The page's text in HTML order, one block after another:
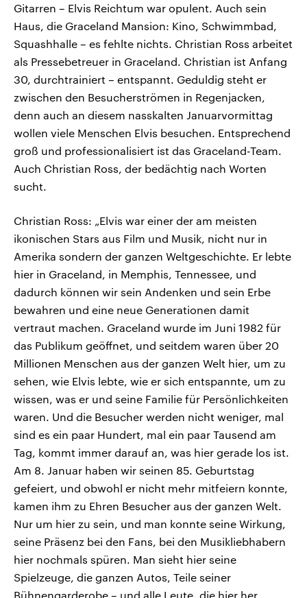
Gitarren – Elvis Reichtum war opulent. Auch sein
Haus, die Graceland Mansion: Kino, Schwimmbad,
Squashhalle – es fehlte nichts. Christian Ross arbeitet
als Pressebetreuer in Graceland. Christian ist Anfang
30, durchtrainiert – entspannt. Geduldig steht er
zwischen den Besucherströmen in Regenjacken,
denn auch an diesem nasskalten Januarvormittag
wollen viele Menschen Elvis besuchen. Entsprechend
groß und professionalisiert ist das Graceland-Team.
Auch Christian Ross, der bedächtig nach Worten
sucht.
Christian Ross: „Elvis war einer der am meisten
ikonischen Stars aus Film und Musik, nicht nur in
Amerika sondern der ganzen Weltgeschichte. Er lebte
hier in Graceland, in Memphis, Tennessee, und
dadurch können wir sein Andenken und sein Erbe
bewahren und eine neue Generationen damit
vertraut machen. Graceland wurde im Juni 1982 für
das Publikum geöffnet, und seitdem waren über 20
Millionen Menschen aus der ganzen Welt hier, um zu
sehen, wie Elvis lebte, wie er sich entspannte, um zu
wissen, was er und seine Familie für Persönlichkeiten
waren. Und die Besucher werden nicht weniger, mal
sind es ein paar Hundert, mal ein paar Tausend am
Tag, kommt immer darauf an, was hier gerade los ist.
Am 8. Januar haben wir seinen 85. Geburtstag
gefeiert, und obwohl er nicht mehr mitfeiern konnte,
kamen ihm zu Ehren Besucher aus der ganzen Welt.
Nur um hier zu sein, und man konnte seine Wirkung,
seine Präsenz bei den Fans, bei den Musikliebhabern
hier nochmals spüren. Man sieht hier seine
Spielzeuge, die ganzen Autos, Teile seiner
Bühnengarderobe – und alle Leute, die hier her